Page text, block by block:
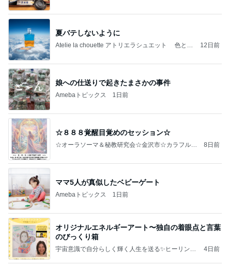
夏バテしないように
Atelie la chouette アトリエラシュエット 色と香
12日前
娘への仕送りで起きたまさかの事件
Amebaトピックス 1日前
☆８８８覚醒目覚めのセッション☆
☆オーラソーマ＆秘教研究会☆金沢市☆カラフル・
8日前
ママ5人が真似したベビーゲート
Amebaトピックス 1日前
オリジナルエネルギーアート〜独自の着眼点と言葉
のびっくり箱
宇宙意識で自分らしく輝く人生を送る✨️ヒーリング
4日前